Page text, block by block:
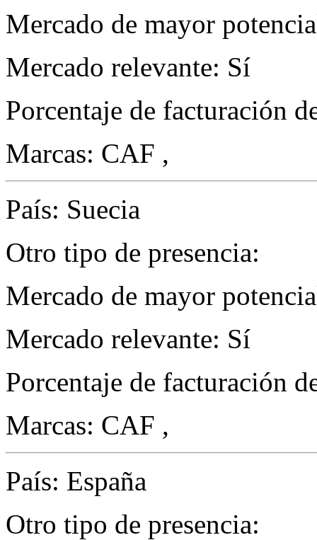
Mercado de mayor
Mercado relevante: Sí
Porcentaje de facturación
Marcas: CAF ,
País: Suecia
Otro tipo de presencia:
Mercado de mayor
Mercado relevante: Sí
Porcentaje de facturación
Marcas: CAF ,
País: España
Otro tipo de presencia: